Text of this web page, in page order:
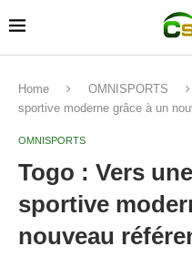
Home OMNISPORTS
sportive moderne grâce à un
OMNISPORTS
Togo : Vers
sportive
nouveau